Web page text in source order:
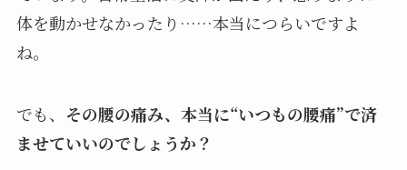
体を動かせなかったり……本当につらいですよ
ね。
でも、 その腰の痛み、本当に“いつもの腰痛”で済
ませていいのでしょうか？